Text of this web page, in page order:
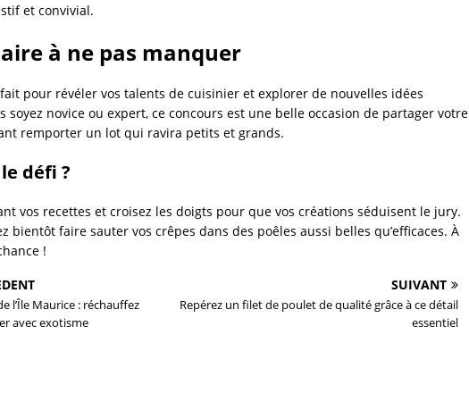
et convivial.
à ne pas manquer
pour révéler vos talents de cuisinier et explorer de nouvelles idées
soyez novice ou expert, ce concours est une belle occasion de partager votre
remporter un lot qui ravira petits et grands.
défi ?
vos recettes et croisez les doigts pour que vos créations séduisent le jury.
bientôt faire sauter vos crêpes dans des poêles aussi belles qu’efficaces. À
!
l’Île Maurice : réchauffez
avec exotisme
SUIVANT
Repérez un filet de poulet de qualité grâce à ce détail
essentiel